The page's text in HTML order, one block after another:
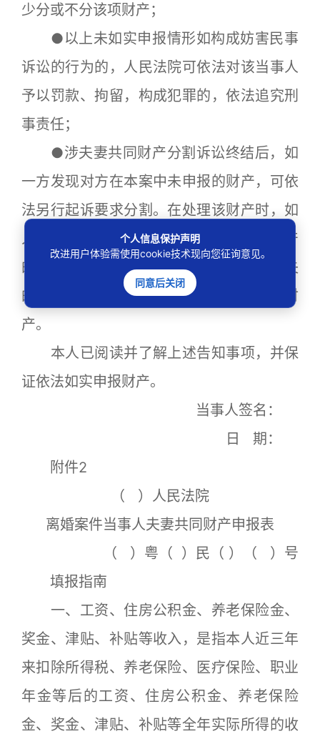
少分或不分该项财产；
●以上未如实申报情形如构成妨害民事
诉讼的行为的，人民法院可依法对该当事人
予以罚款、拘留，构成犯罪的，依法追究刑
事责任；
●涉夫妻共同财产分割诉讼终结后，如
一方发现对方在本案中未申报的财产，可依
法另行起诉要求分割。在处理该财产时，如
人民法院查实存在不如实申报夫妻共同财产
的情形的，经核实存在故意或者重大过失
的，可判决未申报方少分或者不分该项财
产。
本人已阅读并了解上述告知事项，并保
证依法如实申报财产。
当事人签名：
日 期：
附件2
（ ）人民法院
离婚案件当事人夫妻共同财产申报表
（ ）粤（ ）民（ ）（ ）号
填报指南
一、工资、住房公积金、养老保险金、
奖金、津贴、补贴等收入，是指本人近三年
来扣除所得税、养老保险、医疗保险、职业
年金等后的工资、住房公积金、养老保险
金、奖金、津贴、补贴等全年实际所得的收
个人信息保护声明
改进用户体验需使用cookie技术现向您征询意见。
同意后关闭